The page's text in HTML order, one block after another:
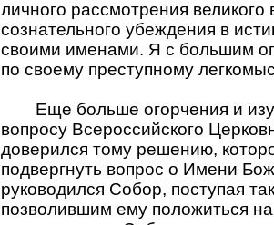
личного рассмотрения
сознательного убеждения в
своими именами. Я с большим
по своему преступному
Еще больше огорчения и
вопросу Всероссийского
доверился тому решению,
подвергнуть вопрос о Имени
руководился Собор, поступая
позволившим ему положиться